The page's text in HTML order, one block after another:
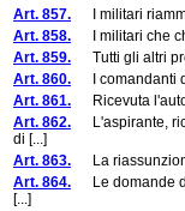
Art. 857. I militari
Art. 858. I militari che
Art. 859. Tutti gli altri
Art. 860. I comandanti
Art. 861. Ricevuta
Art. 862. L'aspirante,
di [...]
Art. 863. La
Art. 864. Le domande di
[...]